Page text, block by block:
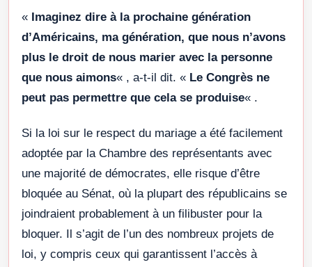
« Imaginez dire à la prochaine génération
d’Américains, ma génération, que nous n’avons
plus le droit de nous marier avec la personne
que nous aimons« , a-t-il dit. « Le Congrès ne
peut pas permettre que cela se produise« .
Si la loi sur le respect du mariage a été facilement
adoptée par la Chambre des représentants avec
une majorité de démocrates, elle risque d’être
bloquée au Sénat, où la plupart des républicains se
joindraient probablement à un filibuster pour la
bloquer. Il s’agit de l’un des nombreux projets de
loi, y compris ceux qui garantissent l’accès à